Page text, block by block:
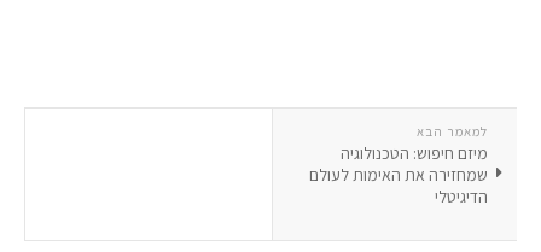
למאמר הבא
מיזם חיפוש: הטכנולוגיה
שמחזירה את האימות לעולם
הדיגיטלי